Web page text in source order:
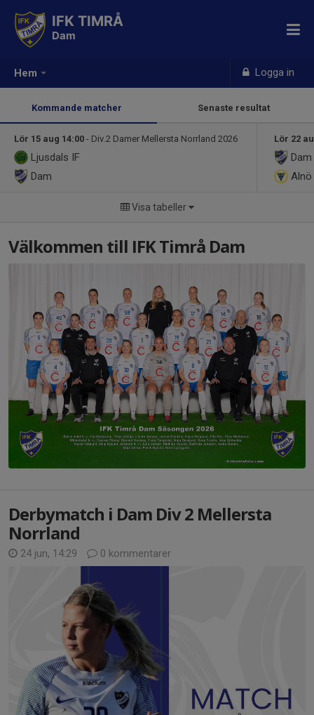
Hem Logga in
IFK TIMRÅ
Dam
Kommande matcher Senaste resultat
Lör 15 aug 14:00 - Div.2 Damer Mellersta Norrland 2026
Ljusdals IF
Dam
Lör 22
Dam
Alnö
Visa tabeller
Välkommen till IFK Timrå Dam
Derbymatch i Dam Div 2 Mellersta
Norrland
24 jun, 14:29 0 kommentarer